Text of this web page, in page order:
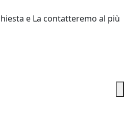
e La contatteremo al più